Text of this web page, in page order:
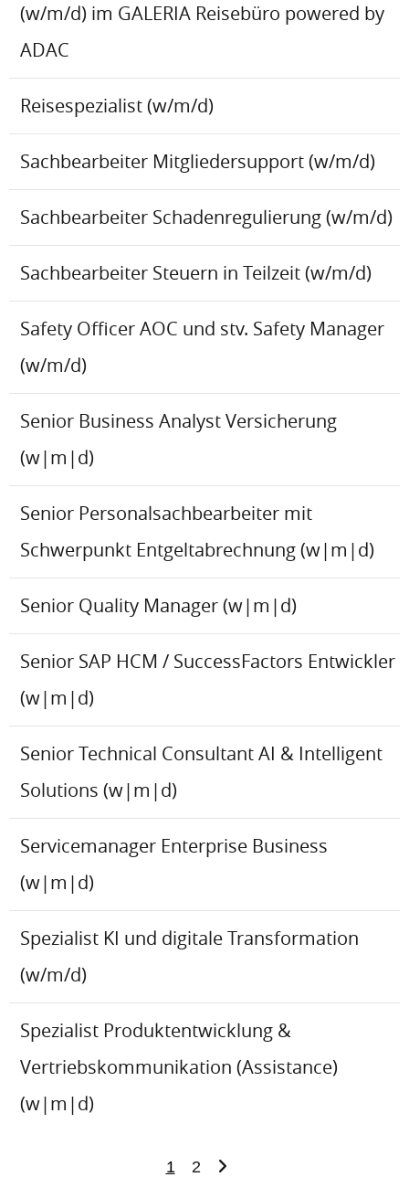
(w/m/d) im GALERIA Reisebüro powered by
ADAC
Reisespezialist (w/m/d)
Sachbearbeiter Mitgliedersupport (w/m/d)
Sachbearbeiter Schadenregulierung (w/m/d)
Sachbearbeiter Steuern in Teilzeit (w/m/d)
Safety Officer AOC und stv. Safety Manager
(w/m/d)
Senior Business Analyst Versicherung
(w|m|d)
Senior Personalsachbearbeiter mit
Schwerpunkt Entgeltabrechnung (w|m|d)
Senior Quality Manager (w|m|d)
Senior SAP HCM / SuccessFactors Entwickler
(w|m|d)
Senior Technical Consultant AI & Intelligent
Solutions (w|m|d)
Servicemanager Enterprise Business
(w|m|d)
Spezialist KI und digitale Transformation
(w/m/d)
Spezialist Produktentwicklung &
Vertriebskommunikation (Assistance)
(w|m|d)
1 2